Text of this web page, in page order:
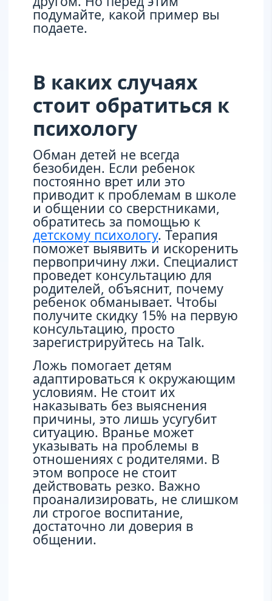
подумайте, какой пример вы
подаете.
В каких случаях
стоит обратиться к
психологу
Обман детей не всегда
безобиден. Если ребенок
постоянно врет или это
приводит к проблемам в школе
и общении со сверстниками,
обратитесь за помощью к
детскому психологу. Терапия
поможет выявить и искоренить
первопричину лжи. Специалист
проведет консультацию для
родителей, объяснит, почему
ребенок обманывает. Чтобы
получите скидку 15% на первую
консультацию, просто
зарегистрируйтесь на Talk.
Ложь помогает детям
адаптироваться к окружающим
условиям. Не стоит их
наказывать без выяснения
причины, это лишь усугубит
ситуацию. Вранье может
указывать на проблемы в
отношениях с родителями. В
этом вопросе не стоит
действовать резко. Важно
проанализировать, не слишком
ли строгое воспитание,
достаточно ли доверия в
общении.